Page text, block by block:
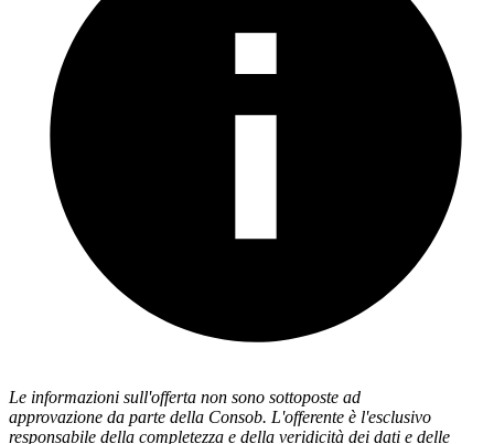
Le informazioni sull'offerta non sono sottoposte ad
approvazione da parte della Consob. L'offerente è l'esclusivo
responsabile della completezza e della veridicità dei dati e delle